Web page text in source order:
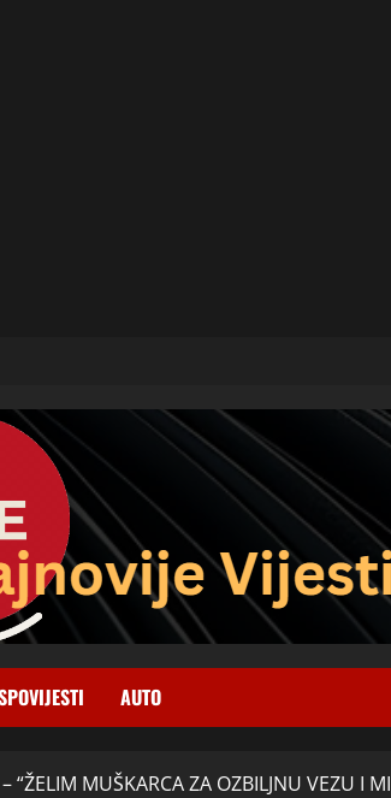
AUTO
“ŽELIM MUŠKARCA ZA OZBILJNU VEZU I